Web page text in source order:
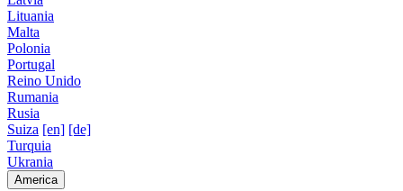
Lituania
Malta
Polonia
Portugal
Reino Unido
Rumania
Rusia
Suiza [en] [de]
Turquia
Ukrania
America